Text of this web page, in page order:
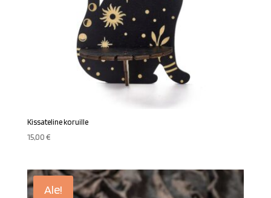
Kissateline koruille
15,00€
Ale!